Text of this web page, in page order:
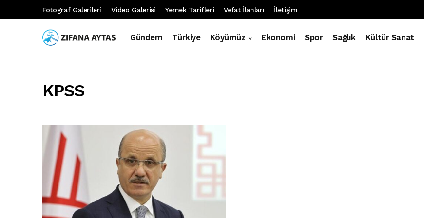
Fotograf Galerileri Video Galerisi Yemek Tarifleri Vefat İlanları İletişim
Gündem Türkiye Köyümüz Ekonomi Spor Sağlık Kültür Sanat
KPSS